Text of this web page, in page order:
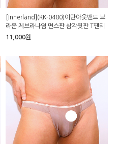
[Innerland](KK-0480)이단아웃밴드 브
라운 제브라나염 면스판 삼각뒷판 T팬티
11,000원